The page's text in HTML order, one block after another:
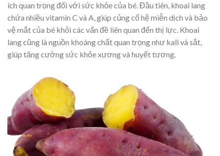
ích quan trọng đối với sức khỏe của bé. Đầu tiên, khoai lang
chứa nhiều vitamin C và A, giúp củng cố hệ miễn dịch và bảo
vệ mắt của bé khỏi các vấn đề liên quan đến thị lực. Khoai
lang cũng là nguồn khoáng chất quan trọng như kali và sắt,
giúp tăng cường sức khỏe xương và huyết tương.